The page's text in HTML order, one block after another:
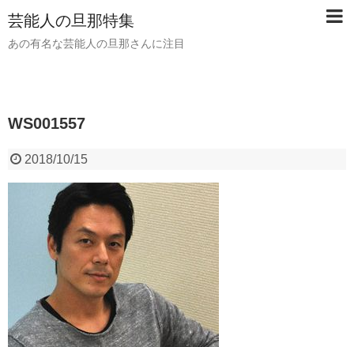
芸能人の旦那特集
あの有名な芸能人の旦那さんに注目
WS001557
2018/10/15